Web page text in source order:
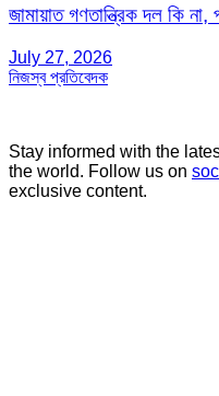
জামায়াত গণতান্ত্রিক দল কি
July 27, 2026
নিজস্ব প্রতিবেদক
Stay informed with the
the world. Follow us on
exclusive content.